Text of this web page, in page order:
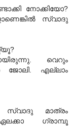
നോക്കിയോ?
സ്വാദു
വെറും
ജോലി. എല്ലാം
സ്വാദു മാത്രം
ഗ്രാമ്പൂ